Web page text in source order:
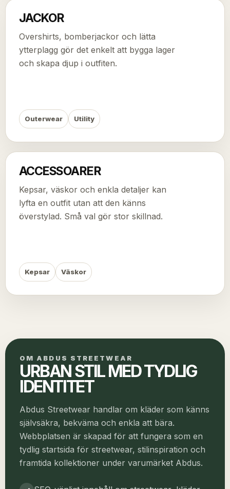
JACKOR
Overshirts, bomberjackor och lätta
ytterplagg gör det enkelt att bygga lager
och skapa djup i outfiten.
Outerwear Utility
ACCESSOARER
Kepsar, väskor och enkla detaljer kan
lyfta en outfit utan att den känns
överstylad. Små val gör stor skillnad.
Kepsar Väskor
OM ABDUS STREETWEAR
URBAN STIL MED TYDLIG
IDENTITET
Abdus Streetwear handlar om kläder som känns
självsäkra, bekväma och enkla att bära.
Webbplatsen är skapad för att fungera som en
tydlig startsida för streetwear, stilinspiration och
framtida kollektioner under varumärket Abdus.